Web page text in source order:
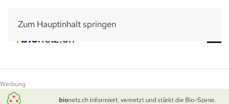
Zum Hauptinhalt springen
Werbung